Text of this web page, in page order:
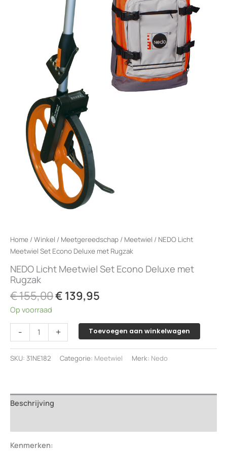
Home /Winkel / Meetgereedschap / Meetwiel / NEDO Licht
Meetwiel Set Econo Deluxe met Rugzak
NEDO Licht Meetwiel Set Econo Deluxe met
Rugzak
€155,00Oorspronkelijke
€ 155,00.
€ 139,95
€ 139,95.
Op voorraad
-
Licht
Meetwiel
Set
met
Rugzak
+ Toevoegen aan winkelwagen
SKU: 31NE182 Categorie: Meetwiel Merk: Nedo
Beschrijving
Kenmerken: